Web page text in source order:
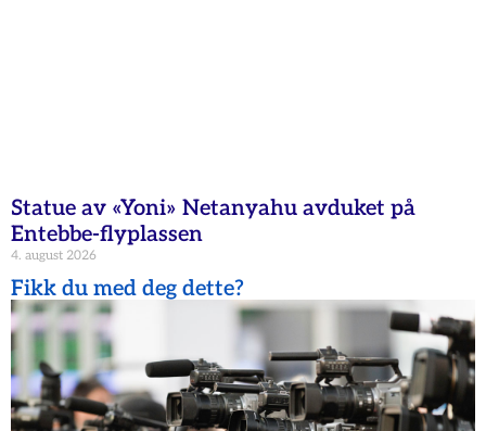
Statue av «Yoni» Netanyahu avduket på
Entebbe-flyplassen
4. august 2026
Fikk du med deg dette?